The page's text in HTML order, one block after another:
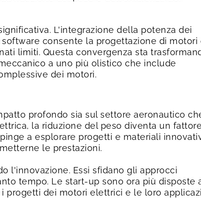
L'integrazione della potenza dei
consente la progettazione di motori
limiti. Questa convergenza sta
a uno più olistico che include
dei motori.
profondo sia sul settore aeronautico
la riduzione del peso diventa un fattore
a esplorare progetti e materiali
le prestazioni.
l'innovazione. Essi sfidano gli approcci
tempo. Le start-up sono ora più disposte
progetti dei motori elettrici e le loro